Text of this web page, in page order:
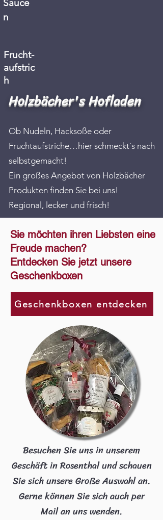
Sauce
n
Frucht-
aufstric
h
Holzbächer's Hofladen
Ob Nudeln, Hacksoße oder
Fruchtaufstriche…hier schmeckt´s nach
selbstgemacht!
Ein großes Angebot von Holzbächer
Produkten finden Sie bei uns!
Regional, lecker und frisch!
Sie möchten ihren Liebsten eine
Freude machen?
Entdecken Sie jetzt unsere
Geschenkboxen
Geschenkboxen entdecken
​​Besuchen Sie uns in unserem
Geschäft in Rosenthal und schauen
Sie sich unsere Große Auswahl an.
Gerne können Sie sich auch per
Mail an uns wenden.